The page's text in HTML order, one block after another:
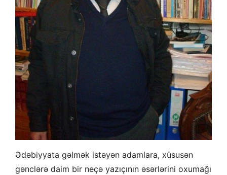
Ədəbiyyata gəlmək istəyən adamlara, xüsusən
gənclərə daim bir neçə yazıçının əsərlərini oxumağı